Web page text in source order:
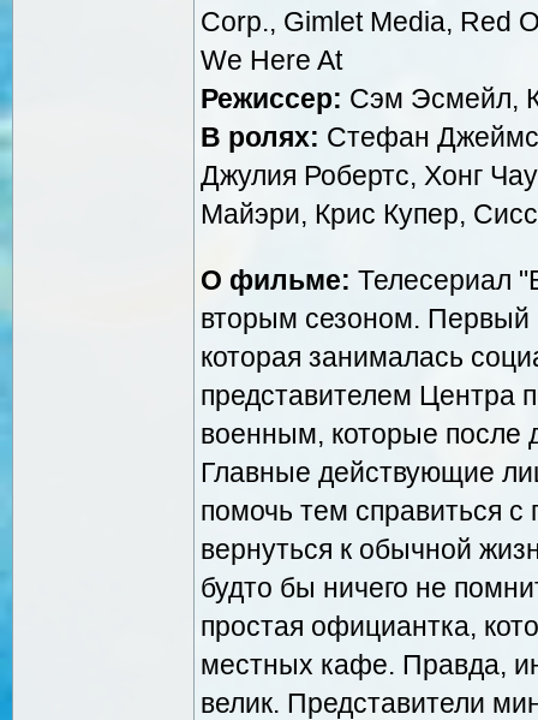
Corp., Gimlet Media, Red
We Here At
Режиссер: Сэм Эсмейл,
В ролях: Стефан
Джулия Робертс, Хонг
Майэри, Крис Купер,
О фильме: Телесериал
вторым сезоном. Первый
которая занималась
представителем
военным, которые после
Главные действующие
помочь тем справиться с
вернуться к обычной
будто бы ничего не
простая официантка,
местных кафе. Правда,
велик. Представители